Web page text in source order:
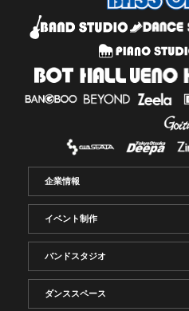
企業情報
イベント制作
バンドスタジオ
ダンススペース